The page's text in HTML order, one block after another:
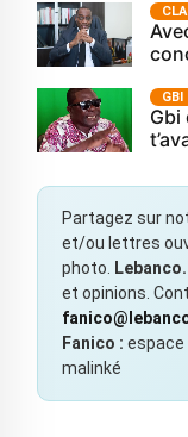
GBI
Gbi
Partagez sur
et/ou lettres
photo.
et opinions.
Fanico : espace
malinké